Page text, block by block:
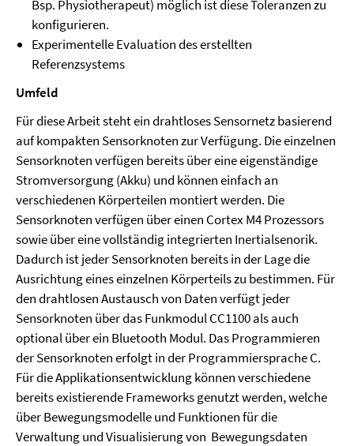
Bsp. Physiotherapeut) möglich ist diese Toleranzen zu
konfigurieren.
Experimentelle Evaluation des erstellten
Referenzsystems
Umfeld
Für diese Arbeit steht ein drahtloses Sensornetz basierend
auf kompakten Sensorknoten zur Verfügung. Die einzelnen
Sensorknoten verfügen bereits über eine eigenständige
Stromversorgung (Akku) und können einfach an
verschiedenen Körperteilen montiert werden. Die
Sensorknoten verfügen über einen Cortex M4 Prozessors
sowie über eine vollständig integrierten Inertialsenorik.
Dadurch ist jeder Sensorknoten bereits in der Lage die
Ausrichtung eines einzelnen Körperteils zu bestimmen. Für
den drahtlosen Austausch von Daten verfügt jeder
Sensorknoten über das Funkmodul CC1100 als auch
optional über ein Bluetooth Modul. Das Programmieren
der Sensorknoten erfolgt in der Programmiersprache C.
Für die Applikationsentwicklung können verschiedene
bereits existierende Frameworks genutzt werden, welche
über Bewegungsmodelle und Funktionen für die
Verwaltung und Visualisierung von Bewegungsdaten